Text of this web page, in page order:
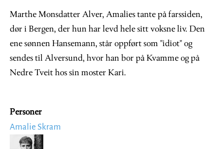
Marthe Monsdatter Alver, Amalies tante på farssiden,
dør i Bergen, der hun har levd hele sitt voksne liv. Den
ene sønnen Hansemann, står oppført som "idiot" og
sendes til Alversund, hvor han bor på Kvamme og på
Nedre Tveit hos sin moster Kari.
Personer
Amalie Skram
Image